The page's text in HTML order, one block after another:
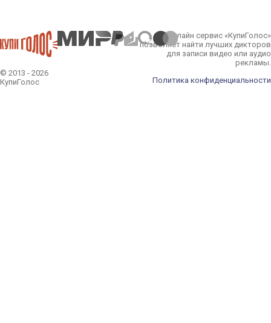
© 2013 - 2026
КупиГолос
Онлайн сервис «КупиГолос»
позволяет найти лучших дикторов
для записи видео или аудио
рекламы.
Политика конфиденциальности